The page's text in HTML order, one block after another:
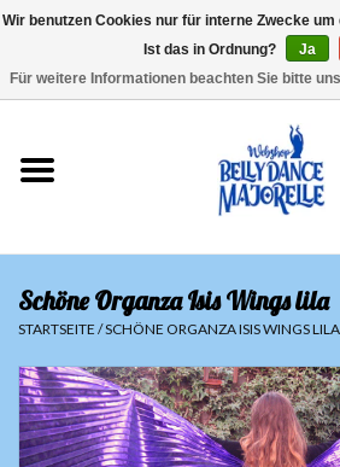
Sale
Sets
Oberteile
Röcke und Hosen
Hüfttücher
Schöne Organza Isis Wings lila
STARTSEITE /SCHÖNE ORGANZA ISIS WINGS LILA
Wir benutzen Cookies nur für interne Zwecke
Ist das in Ordnung?
Ja
Für weitere Informationen beachten Sie bitte